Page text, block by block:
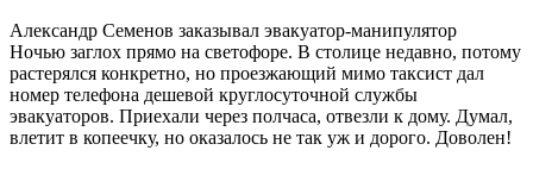
Александр Семенов заказывал эвакуатор-манипулятор
Ночью заглох прямо на светофоре. В столице недавно, потому
растерялся конкретно, но проезжающий мимо таксист дал
номер телефона дешевой круглосуточной службы
эвакуаторов. Приехали через полчаса, отвезли к дому. Думал,
влетит в копеечку, но оказалось не так уж и дорого. Доволен!